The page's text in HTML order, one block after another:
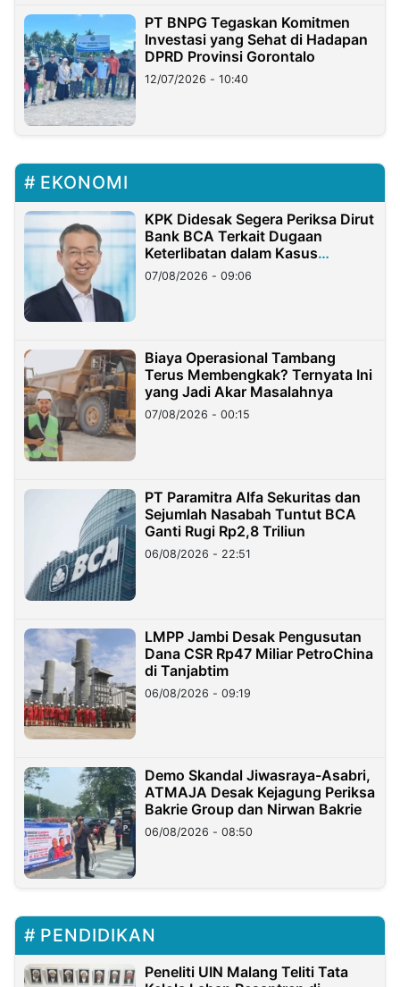
PT BNPG Tegaskan Komitmen
Investasi yang Sehat di Hadapan
DPRD Provinsi Gorontalo
12/07/2026 - 10:40
EKONOMI
KPK Didesak Segera Periksa Dirut
Bank BCA Terkait Dugaan
Keterlibatan dalam Kasus
Hilangnya Dana Nasabah Rp2,58
Miliar
07/08/2026 - 09:06
Biaya Operasional Tambang
Terus Membengkak? Ternyata Ini
yang Jadi Akar Masalahnya
07/08/2026 - 00:15
PT Paramitra Alfa Sekuritas dan
Sejumlah Nasabah Tuntut BCA
Ganti Rugi Rp2,8 Triliun
06/08/2026 - 22:51
LMPP Jambi Desak Pengusutan
Dana CSR Rp47 Miliar PetroChina
di Tanjabtim
06/08/2026 - 09:19
Demo Skandal Jiwasraya-Asabri,
ATMAJA Desak Kejagung Periksa
Bakrie Group dan Nirwan Bakrie
06/08/2026 - 08:50
PENDIDIKAN
Peneliti UIN Malang Teliti Tata